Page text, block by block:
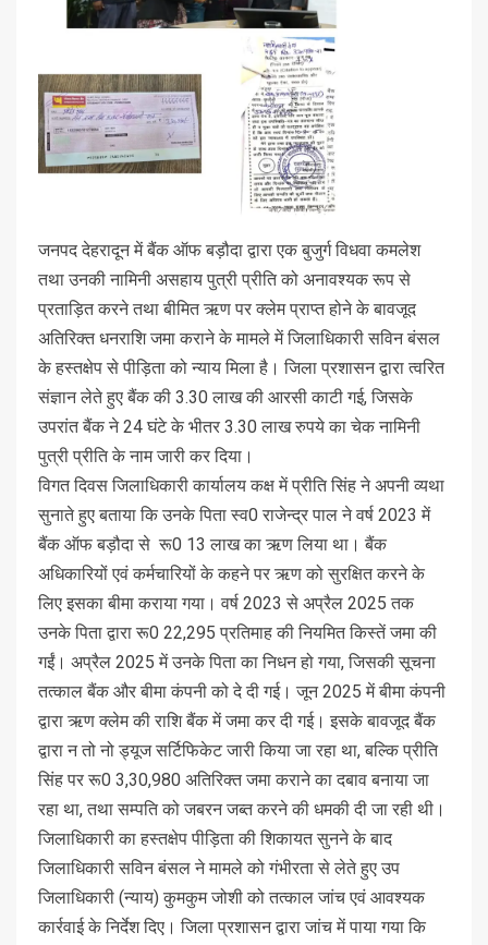
जनपद देहरादून में बैंक ऑफ बड़ौदा द्वारा एक बुजुर्ग विधवा कमलेश
तथा उनकी नामिनी असहाय पुत्री प्रीति को अनावश्यक रूप से
प्रताड़ित करने तथा बीमित ऋण पर क्लेम प्राप्त होने के बावजूद
अतिरिक्त धनराशि जमा कराने के मामले में जिलाधिकारी सविन बंसल
के हस्तक्षेप से पीड़िता को न्याय मिला है। जिला प्रशासन द्वारा त्वरित
संज्ञान लेते हुए बैंक की 3.30 लाख की आरसी काटी गई, जिसके
उपरांत बैंक ने 24 घंटे के भीतर 3.30 लाख रुपये का चेक नामिनी
पुत्री प्रीति के नाम जारी कर दिया।
विगत दिवस जिलाधिकारी कार्यालय कक्ष में प्रीति सिंह ने अपनी व्यथा
सुनाते हुए बताया कि उनके पिता स्व0 राजेन्द्र पाल ने वर्ष 2023 में
बैंक ऑफ बड़ौदा से रू0 13 लाख का ऋण लिया था। बैंक
अधिकारियों एवं कर्मचारियों के कहने पर ऋण को सुरक्षित करने के
लिए इसका बीमा कराया गया। वर्ष 2023 से अप्रैल 2025 तक
उनके पिता द्वारा रू0 22,295 प्रतिमाह की नियमित किस्तें जमा की
गईं। अप्रैल 2025 में उनके पिता का निधन हो गया, जिसकी सूचना
तत्काल बैंक और बीमा कंपनी को दे दी गई। जून 2025 में बीमा कंपनी
द्वारा ऋण क्लेम की राशि बैंक में जमा कर दी गई। इसके बावजूद बैंक
द्वारा न तो नो ड्यूज सर्टिफिकेट जारी किया जा रहा था, बल्कि प्रीति
सिंह पर रू0 3,30,980 अतिरिक्त जमा कराने का दबाव बनाया जा
रहा था, तथा सम्पति को जबरन जब्त करने की धमकी दी जा रही थी।
जिलाधिकारी का हस्तक्षेप पीड़िता की शिकायत सुनने के बाद
जिलाधिकारी सविन बंसल ने मामले को गंभीरता से लेते हुए उप
जिलाधिकारी (न्याय) कुमकुम जोशी को तत्काल जांच एवं आवश्यक
कार्रवाई के निर्देश दिए। जिला प्रशासन द्वारा जांच में पाया गया कि